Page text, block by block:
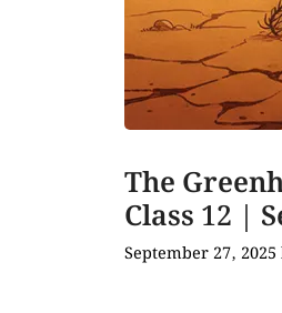
The
Class 12 |
September 27, 2025